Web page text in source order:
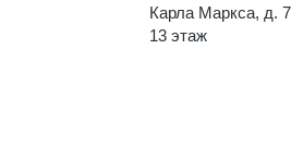
Карла Маркса, д.
13 этаж